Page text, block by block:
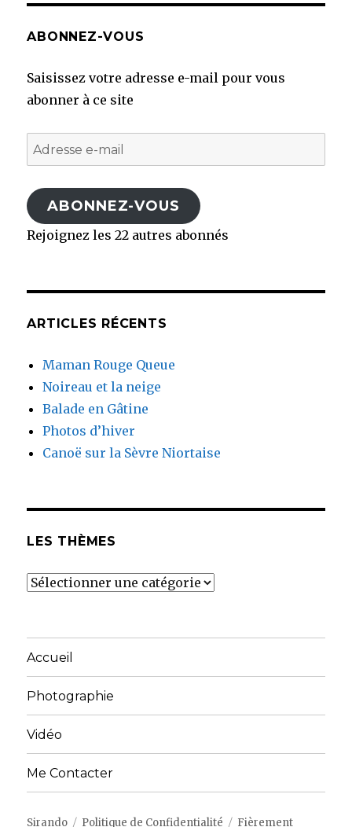
ABONNEZ-VOUS
Saisissez votre adresse e-mail pour vous
abonner à ce site
Adresse
e-
mail
ABONNEZ-VOUS
Rejoignez les 22 autres abonnés
ARTICLES RÉCENTS
Maman Rouge Queue
Noireau et la neige
Balade en Gâtine
Photos d’hiver
Canoë sur la Sèvre Niortaise
LES THÈMES
Les
Accueil
Photographie
Vidéo
Me Contacter
Sirando Politique de Confidentialité Fièrement